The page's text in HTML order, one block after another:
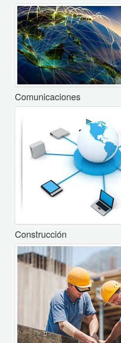
Comunicaciones
Construcción